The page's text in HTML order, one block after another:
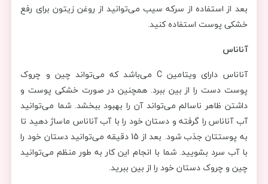
بعد از استفاده از سرکه سیب می‌توانید از روغن زیتون برای رفع
خشکی پوست استفاده کنید.
آناناس
آناناس دارای ویتامین C می‌باشد که می‌تواند چین و چروک
پوست دست را از بین ببرد. همچنین در صورت خشکی پوست و
داشتن ظاهر ناسالم می‌تواند آن را بهبود ببخشد. شما می‌توانید
آب آناناس را گرفته و دستان خود را با آب آناناس ماساژ دهید تا
به پوستتان جذب شود. بعد از 15 دقیقه می‌توانید دستان خود را
با آب سرد بشویید. شما با انجام این کار به طور منظم می‌توانید
چین و چروک دستان خود را از بین ببرید.